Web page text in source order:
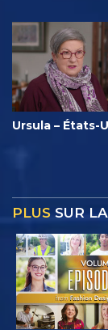
Ursula – États-
PLUS SUR